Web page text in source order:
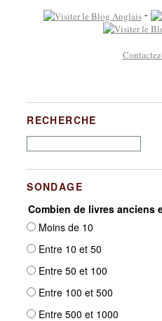
-
RECHERCHE
SONDAGE
Combien de livres anciens
Moins de 10
Entre 10 et 50
Entre 50 et 100
Entre 100 et 500
Entre 500 et 1000